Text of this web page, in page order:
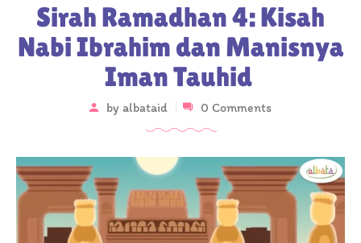
Sirah Ramadhan 4: Kisah
Nabi Ibrahim dan Manisnya
Iman Tauhid
by albataid 0 Comments